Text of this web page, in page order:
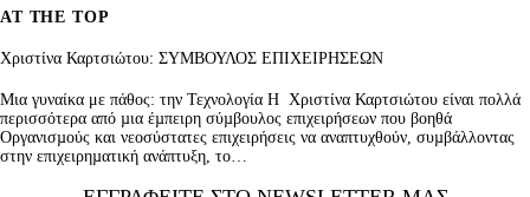
AT THE TOP
Xριστίνα Καρτσιώτου: ΣΥΜΒΟΥΛΟΣ ΕΠΙΧΕΙΡΗΣΕΩΝ
Μια γυναίκα με πάθος: την Τεχνολογία Η Χριστίνα Καρτσιώτου είναι πολλά
περισσότερα από µια έµπειρη σύµβουλος επιχειρήσεων που βοηθά
Οργανισµούς και νεοσύστατες επιχειρήσεις να αναπτυχθούν, συµβάλλοντας
στην επιχειρηµατική ανάπτυξη, το…